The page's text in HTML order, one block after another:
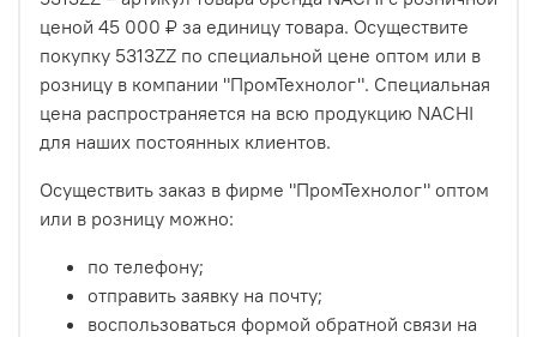
ценой 45 000 ₽ за единицу товара. Осуществите
покупку 5313ZZ по специальной цене оптом или в
розницу в компании "ПромТехнолог". Специальная
цена распространяется на всю продукцию NACHI
для наших постоянных клиентов.
Осуществить заказ в фирме "ПромТехнолог" оптом
или в розницу можно:
по телефону;
отправить заявку на почту;
воспользоваться формой обратной связи на